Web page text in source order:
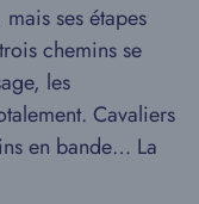
ses étapes
chemins se
les
Cavaliers
en bande… La